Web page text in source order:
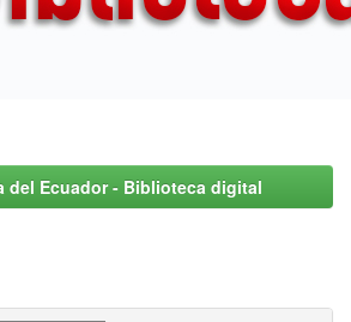
del Ecuador - Biblioteca digital